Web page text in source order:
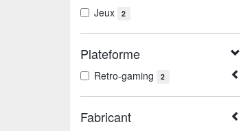
Jeux 2
Plateforme
Retro-gaming 2
Fabricant